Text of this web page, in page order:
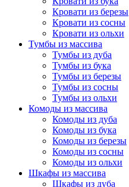
Кровати из березы
Кровати из сосны
Кровати из ольхи
Тумбы из массива
Тумбы из дуба
Тумбы из бука
Тумбы из березы
Тумбы из сосны
Тумбы из ольхи
Комоды из массива
Комоды из дуба
Комоды из бука
Комоды из березы
Комоды из сосны
Комоды из ольхи
Шкафы из массива
Шкафы из дуба